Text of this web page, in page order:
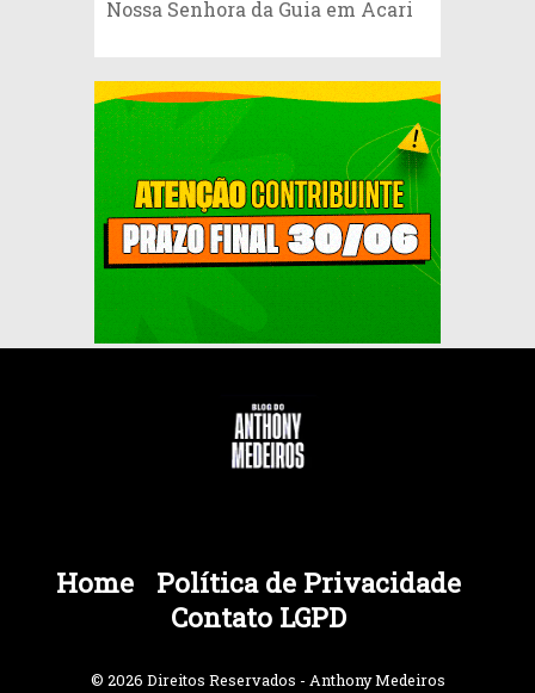
Nossa Senhora da Guia em Acari
Home
Política de Privacidade
Contato LGPD
© 2026 Direitos Reservados - Anthony Medeiros